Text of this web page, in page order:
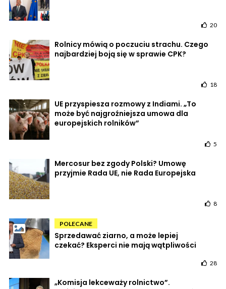
20
Rolnicy mówią o poczuciu strachu. Czego
najbardziej boją się w sprawie CPK?
18
UE przyspiesza rozmowy z Indiami. „To
może być najgroźniejsza umowa dla
europejskich rolników”
5
Mercosur bez zgody Polski? Umowę
przyjmie Rada UE, nie Rada Europejska
8
POLECANE
Sprzedawać ziarno, a może lepiej
czekać? Eksperci nie mają wątpliwości
28
„Komisja lekceważy rolnictwo”.